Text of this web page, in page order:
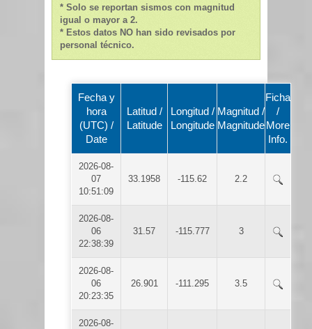
* Solo se reportan sismos con magnitud
igual o mayor a 2.
* Estos datos NO han sido revisados por
personal técnico.
Fecha y
hora
(UTC) /
Date
Latitud /
Latitude
Longitud /
Longitude
Magnitud /
Magnitude
Ficha
/
More
Info.
2026-08-
07
10:51:09
33.1958 -115.62 2.2
2026-08-
06
22:38:39
31.57 -115.777 3
2026-08-
06
20:23:35
26.901 -111.295 3.5
2026-08-